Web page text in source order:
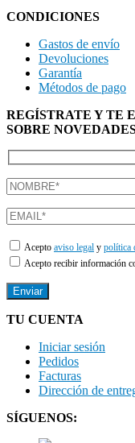
CONDICIONES
Gastos de envío
Devoluciones
Garantía
Métodos de pago
REGÍSTRATE Y TE
SOBRE
Acepto aviso legal y política
Acepto recibir información
TU CUENTA
Iniciar sesión
Pedidos
Facturas
Dirección de
SÍGUENOS: